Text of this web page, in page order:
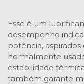
Esse é um
desempenho
potência,
normalmente
estabilidade
também garante